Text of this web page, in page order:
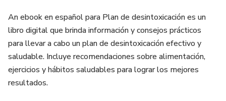
An ebook en español para Plan de desintoxicación es un
libro digital que brinda información y consejos prácticos
para llevar a cabo un plan de desintoxicación efectivo y
saludable. Incluye recomendaciones sobre alimentación,
ejercicios y hábitos saludables para lograr los mejores
resultados.